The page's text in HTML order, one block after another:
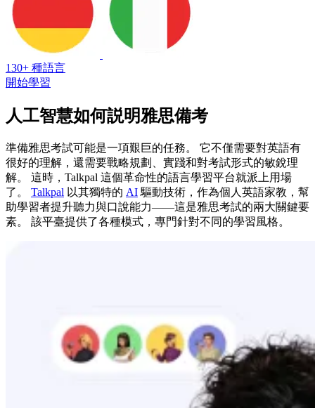
130+ 種語言
開始學習
人工智慧如何説明雅思備考
準備雅思考試可能是一項艱巨的任務。 它不僅需要對英語有
很好的理解，還需要戰略規劃、實踐和對考試形式的敏銳理
解。 這時，Talkpal 這個革命性的語言學習平台就派上用場
了。 Talkpal 以其獨特的 AI 驅動技術，作為個人英語家教，幫
助學習者提升聽力與口說能力——這是雅思考試的兩大關鍵要
素。 該平臺提供了各種模式，專門針對不同的學習風格。